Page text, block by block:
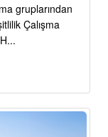
gruplarından
Çalışma